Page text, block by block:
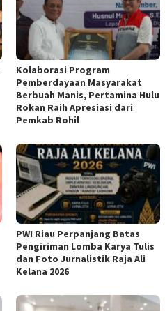
Kolaborasi Program
Pemberdayaan Masyarakat
Berbuah Manis, Pertamina Hulu
Rokan Raih Apresiasi dari
Pemkab Rohil
PWI Riau Perpanjang Batas
Pengiriman Lomba Karya Tulis
dan Foto Jurnalistik Raja Ali
Kelana 2026